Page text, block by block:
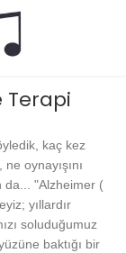
Terapi
kaç kez
oynayışını
da... "Alzheimer (
yıllardır
soluduğumuz
baktığı bir